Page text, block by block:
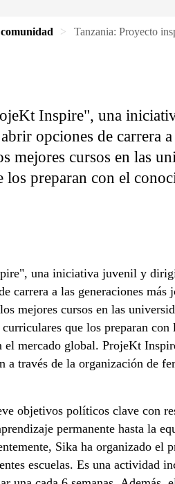
Tanzania: Proyecto
Inspire", una
opciones de carrera
mejores cursos en las
preparan con el
una iniciativa juvenil y
carrera a las generaciones más
mejores cursos en las
que los preparan con
el mercado global. ProjeKt
través de la organización de
objetivos políticos clave con
permanente hasta la
Sika ha organizado el
escuelas. Es una actividad